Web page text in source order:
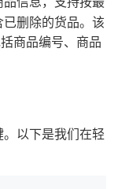
删除的货品。该
商品编号、商品
以下是我们在轻